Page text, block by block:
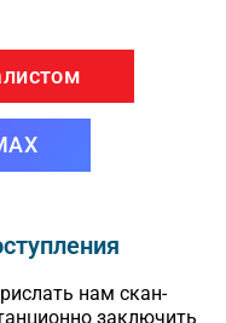
нам скан-
заключить